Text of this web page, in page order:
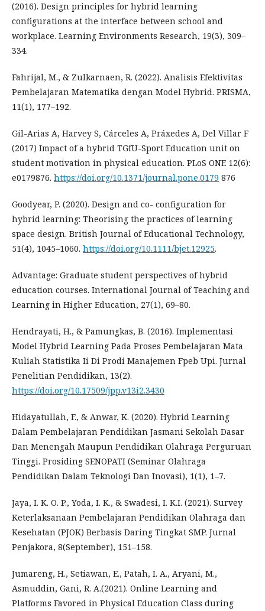
(2016). Design principles for hybrid learning
configurations at the interface between school and
workplace. Learning Environments Research, 19(3), 309–
334.
Fahrijal, M., & Zulkarnaen, R. (2022). Analisis Efektivitas
Pembelajaran Matematika dengan Model Hybrid. PRISMA,
11(1), 177–192.
Gil-Arias A, Harvey S, Cárceles A, Práxedes A, Del Villar F
(2017) Impact of a hybrid TGfU-Sport Education unit on
student motivation in physical education. PLoS ONE 12(6):
e0179876. https://doi.org/10.1371/journal.pone.0179 876
Goodyear, P. (2020). Design and co- configuration for
hybrid learning: Theorising the practices of learning
space design. British Journal of Educational Technology,
51(4), 1045–1060. https://doi.org/10.1111/bjet.12925.
Advantage: Graduate student perspectives of hybrid
education courses. International Journal of Teaching and
Learning in Higher Education, 27(1), 69–80.
Hendrayati, H., & Pamungkas, B. (2016). Implementasi
Model Hybrid Learning Pada Proses Pembelajaran Mata
Kuliah Statistika Ii Di Prodi Manajemen Fpeb Upi. Jurnal
Penelitian Pendidikan, 13(2).
https://doi.org/10.17509/jpp.v13i2.3430
Hidayatullah, F., & Anwar, K. (2020). Hybrid Learning
Dalam Pembelajaran Pendidikan Jasmani Sekolah Dasar
Dan Menengah Maupun Pendidikan Olahraga Perguruan
Tinggi. Prosiding SENOPATI (Seminar Olahraga
Pendidikan Dalam Teknologi Dan Inovasi), 1(1), 1–7.
Jaya, I. K. O. P., Yoda, I. K., & Swadesi, I. K.I. (2021). Survey
Keterlaksanaan Pembelajaran Pendidikan Olahraga dan
Kesehatan (PJOK) Berbasis Daring Tingkat SMP. Jurnal
Penjakora, 8(September), 151–158.
Jumareng, H., Setiawan, E., Patah, I. A., Aryani, M.,
Asmuddin, Gani, R. A.(2021). Online Learning and
Platforms Favored in Physical Education Class during